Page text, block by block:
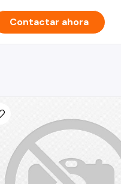
Contactar ahora